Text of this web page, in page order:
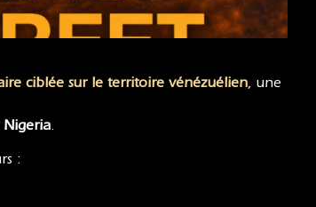
ciblée sur le territoire vénézuélien, une
Nigeria.
: